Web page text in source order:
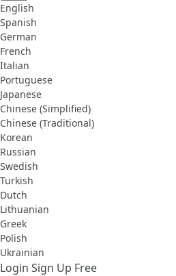
English
Spanish
German
French
Italian
Portuguese
Japanese
Chinese (Simplified)
Chinese (Traditional)
Korean
Russian
Swedish
Turkish
Dutch
Lithuanian
Greek
Polish
Ukrainian
Login Sign Up Free